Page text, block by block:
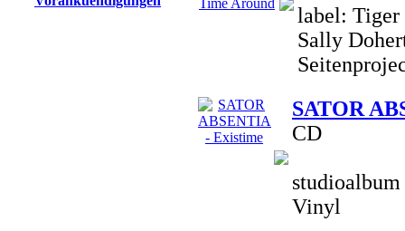
label: Tiger
Sally
SATOR
CD
Vinyl